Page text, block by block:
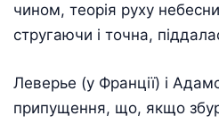
чином, теорія руху
стругаючи і точна,
Леверье (у Франції) і
припущення, що, якщо